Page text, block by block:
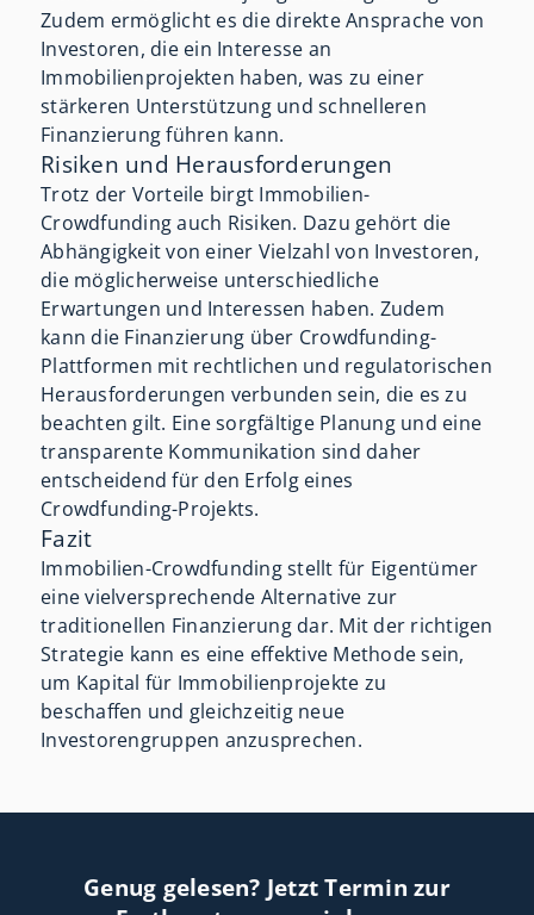
Zudem ermöglicht es die direkte Ansprache von
Investoren, die ein Interesse an
Immobilienprojekten haben, was zu einer
stärkeren Unterstützung und schnelleren
Finanzierung führen kann.
Risiken und Herausforderungen
Trotz der Vorteile birgt Immobilien-
Crowdfunding auch Risiken. Dazu gehört die
Abhängigkeit von einer Vielzahl von Investoren,
die möglicherweise unterschiedliche
Erwartungen und Interessen haben. Zudem
kann die Finanzierung über Crowdfunding-
Plattformen mit rechtlichen und regulatorischen
Herausforderungen verbunden sein, die es zu
beachten gilt. Eine sorgfältige Planung und eine
transparente Kommunikation sind daher
entscheidend für den Erfolg eines
Crowdfunding-Projekts.
Fazit
Immobilien-Crowdfunding stellt für Eigentümer
eine vielversprechende Alternative zur
traditionellen Finanzierung dar. Mit der richtigen
Strategie kann es eine effektive Methode sein,
um Kapital für Immobilienprojekte zu
beschaffen und gleichzeitig neue
Investorengruppen anzusprechen.
Genug gelesen? Jetzt Termin zur